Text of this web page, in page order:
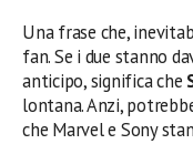
Una frase che,
fan. Se i due stanno
anticipo, significa che
lontana. Anzi,
che Marvel e Sony